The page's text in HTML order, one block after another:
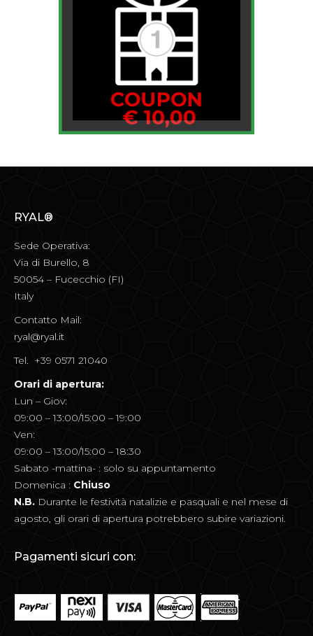
RYAL®
Sede Operativa:
Via di Burello, 8
50054 – Fucecchio (FI)
Italy
Contatto Mail:
ryal@ryal.it
Tel. +39 0571 21040
Orari di apertura:
Lun – Giov:
09:00 – 13:00/15:00 – 19:00
Ven:
09:00 – 13:00/15:00 – 18:30
Sabato -mattina- : solo su appuntamento
Domenica : Chiuso
N.B. Durante le festività natalizie e pasquali e nel mese di
agosto, gli orari di apertura potrebbero subire variazioni.
Pagamenti sicuri con: